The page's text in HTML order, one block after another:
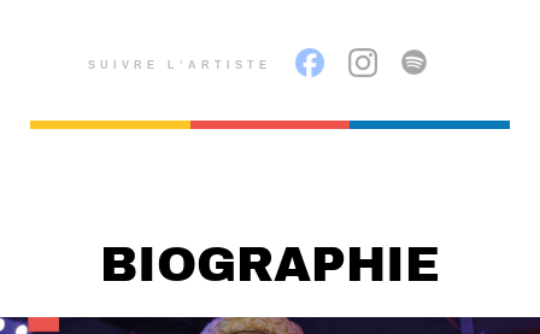
SUIVRE L’ARTISTE
BIOGRAPHIE